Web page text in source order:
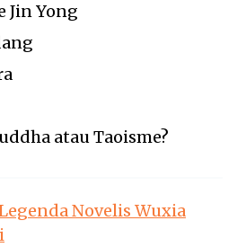
Jin Yong
atau Taoisme?
Novelis Wuxia